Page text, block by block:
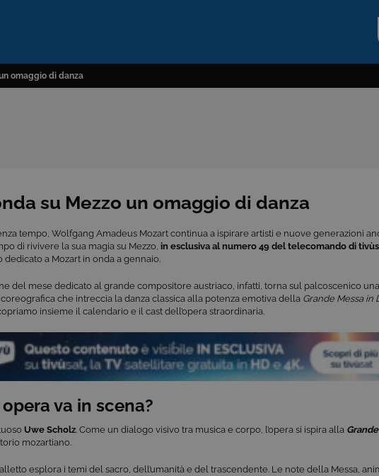
omaggio di danza
su Mezzo un omaggio di danza
tempo, Wolfgang Amadeus Mozart continua a ispirare artisti e nuove generazioni
di rivivere la sua magia su Mezzo, in esclusiva al numero 49 del telecomando di
dedicato a Mozart in onda a gennaio.
del mese dedicato al grande compositore austriaco, infatti, torna sul palcoscenico una
che intreccia la danza classica alla potenza emotiva della Grande Messa in
insieme il calendario e il cast dell’opera straordinaria.
va in scena?
Uwe Scholz. Come un dialogo visivo tra musica e corpo, l’opera si ispira alla
mozartiano.
esplora i temi del sacro, dell’umanità e del trascendente. Le note della Messa,